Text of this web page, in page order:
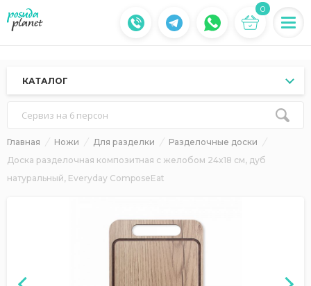
0
КАТАЛОГ
Сервиз на 6 персон
Главная Ножи Для разделки
Разделочные доски
Доска разделочная композитная с желобом 24x18 см, дуб
натуральный, Everyday ComposeEat